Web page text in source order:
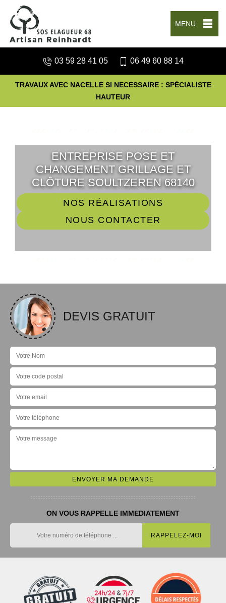
MENU
03 59 28 41 05 06 49 60 88 14
TRAVAUX AVEC NACELLE SI NECESSAIRE : SPÉCIALISTE
HAUTEUR
ENTREPRISE POSE ET
CHANGEMENT GRILLAGE ET
CLÔTURE SOULTZEREN 68140
NOS RÉALISATIONS
NOUS CONTACTER
DEVIS GRATUIT
ON VOUS RAPPELLE IMMEDIATEMENT